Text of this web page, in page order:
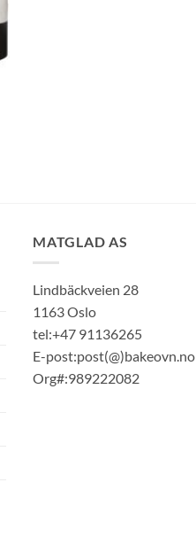
MATGLAD AS
Lindbäckveien 28
1163 Oslo
tel:+47 91136265
E-post:post(@)bakeovn.no
Org#:989222082